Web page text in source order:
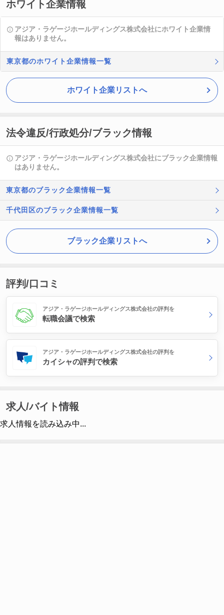
ホワイト企業情報
アジア・ラゲージホールディングス株式会社にホワイト企業情
報はありません。
東京都のホワイト企業情報一覧
ホワイト企業リストへ
法令違反/行政処分/ブラック情報
アジア・ラゲージホールディングス株式会社にブラック企業情報
はありません。
東京都のブラック企業情報一覧
千代田区のブラック企業情報一覧
ブラック企業リストへ
評判/口コミ
アジア・ラゲージホールディングス株式会社の評判を
転職会議で検索
アジア・ラゲージホールディングス株式会社の評判を
カイシャの評判で検索
求人/バイト情報
求人情報を読み込み中...